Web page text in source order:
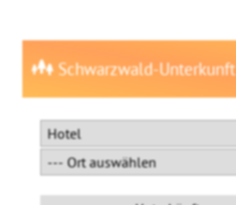
Schwarzwald-Unterkunft